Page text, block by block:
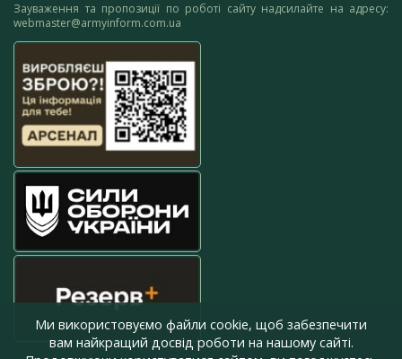
Зауваження та пропозиції по роботі сайту надсилайте на адресу:
webmaster@armyinform.com.ua
Ми використовуємо файли cookie, щоб забезпечити
вам найкращий досвід роботи на нашому сайті.